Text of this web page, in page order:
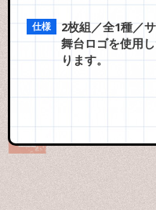
2枚組／全1種／
舞台ロゴを使用
ります。